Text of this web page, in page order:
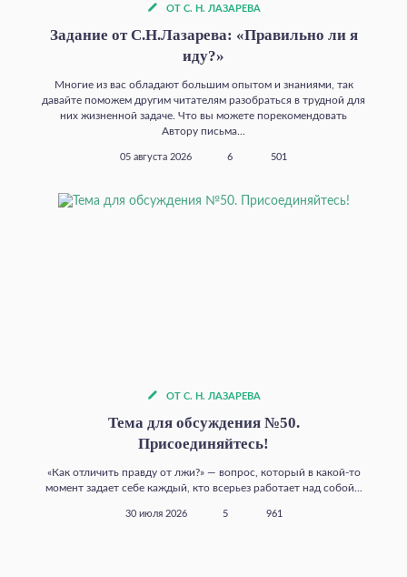
ОТ С. Н. ЛАЗАРЕВА
Задание от С.Н.Лазарева: «Правильно ли я
иду?»
Многие из вас обладают большим опытом и знаниями, так
давайте поможем другим читателям разобраться в трудной для
них жизненной задаче. Что вы можете порекомендовать
Автору письма...
05 августа 2026 6 501
ОТ С. Н. ЛАЗАРЕВА
Тема для обсуждения №50.
Присоединяйтесь!
«Как отличить правду от лжи?» — вопрос, который в какой‑то
момент задает себе каждый, кто всерьез работает над собой...
30 июля 2026 5 961